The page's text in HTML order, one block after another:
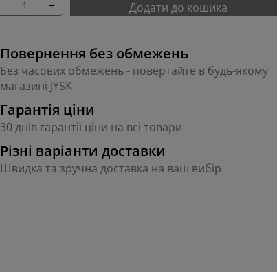
+ Додати до кошика
Повернення без обмежень
Без часових обмежень - повертайте в будь-якому
магазині JYSK
Гарантія ціни
30 днів гарантії ціни на всі товари
Різні варіанти доставки
Швидка та зручна доставка на ваш вибір